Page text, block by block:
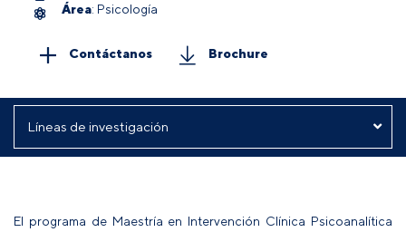
Área: Psicología
Contáctanos Brochure
El programa de Maestría en Intervención Clínica Psicoanalítica